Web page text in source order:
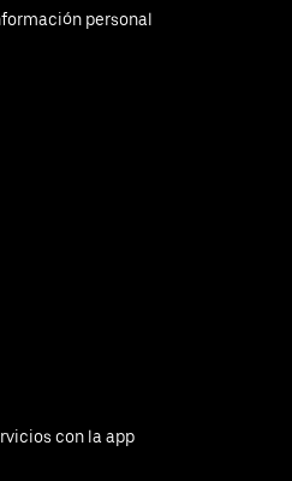
personal
con la app